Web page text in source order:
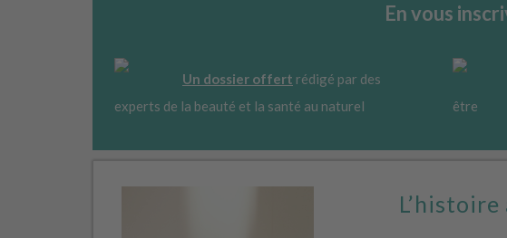
En vous
Un dossier offert rédigé par des
experts de la beauté et la santé au naturel
être